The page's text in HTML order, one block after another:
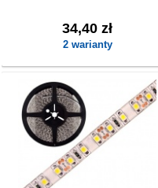
34,40 zł
2 warianty